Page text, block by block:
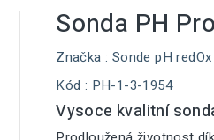
Sonda PH
Značka : Sonde pH redOx
Kód : PH-1-3-1954
Vysoce kvalitní